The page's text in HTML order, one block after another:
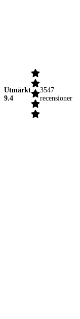
Utmärkt
9.4
3547
recensioner